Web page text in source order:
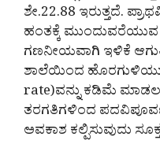
ಶೇ.22.88 ಇರುತ್ತದೆ.
ಹಂತಕ್ಕೆ
ಗಣನೀಯವಾಗಿ ಇಳಿಕೆ
ಶಾಲೆಯಿಂದ
rate)ವನ್ನು ಕಡಿಮೆ
ತರಗತಿಗಳಿಂದ
ಅವಕಾಶ ಕಲ್ಪಿಸುವುದು